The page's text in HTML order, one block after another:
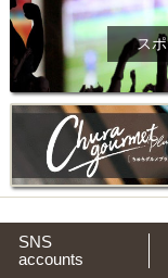
ス
SNS
accounts